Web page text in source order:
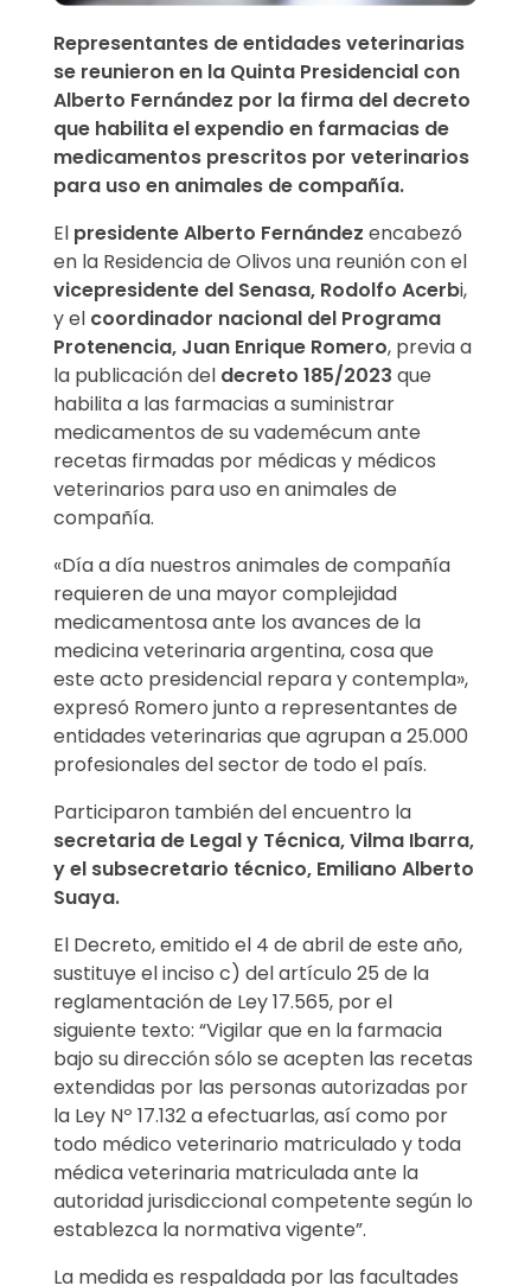
v
e
e
n
O
v
o
s
p
o
e
d
e
c
e
t
o
p
e
s
Representantes de entidades veterinarias
se reunieron en la Quinta Presidencial con
Alberto Fernández por la firma del decreto
que habilita el expendio en farmacias de
medicamentos prescritos por veterinarios
para uso en animales de compañía.
El presidente Alberto Fernández encabezó
en la Residencia de Olivos una reunión con el
vicepresidente del Senasa, Rodolfo Acerbi,
y el coordinador nacional del Programa
Protenencia, Juan Enrique Romero, previa a
la publicación del decreto 185/2023 que
habilita a las farmacias a suministrar
medicamentos de su vademécum ante
recetas firmadas por médicas y médicos
veterinarios para uso en animales de
compañía.
«Día a día nuestros animales de compañía
requieren de una mayor complejidad
medicamentosa ante los avances de la
medicina veterinaria argentina, cosa que
este acto presidencial repara y contempla»,
expresó Romero junto a representantes de
entidades veterinarias que agrupan a 25.000
profesionales del sector de todo el país.
Participaron también del encuentro la
secretaria de Legal y Técnica, Vilma Ibarra,
y el subsecretario técnico, Emiliano Alberto
Suaya.
El Decreto, emitido el 4 de abril de este año,
sustituye el inciso c) del artículo 25 de la
reglamentación de Ley 17.565, por el
siguiente texto: “Vigilar que en la farmacia
bajo su dirección sólo se acepten las recetas
extendidas por las personas autorizadas por
la Ley Nº 17.132 a efectuarlas, así como por
todo médico veterinario matriculado y toda
médica veterinaria matriculada ante la
autoridad jurisdiccional competente según lo
establezca la normativa vigente”.
La medida es respaldada por las facultades